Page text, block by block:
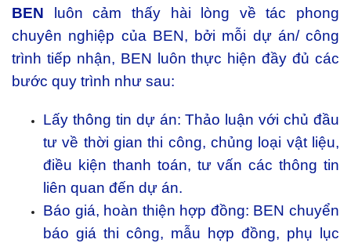
BEN luôn cảm thấy hài lòng về tác phong
chuyên nghiệp của BEN, bởi mỗi dự án/ công
trình tiếp nhận, BEN luôn thực hiện đầy đủ các
bước quy trình như sau:
Lấy thông tin dự án: Thảo luận với chủ đầu
tư về thời gian thi công, chủng loại vật liệu,
điều kiện thanh toán, tư vấn các thông tin
liên quan đến dự án.
Báo giá, hoàn thiện hợp đồng: BEN chuyển
báo giá thi công, mẫu hợp đồng, phụ lục